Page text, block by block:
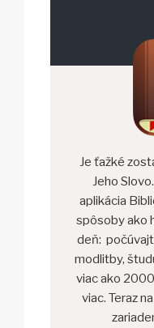
Je ťažké
Jeho
aplikácia
spôsoby ako
deň:
modlitby,
viac ako
viac. Teraz